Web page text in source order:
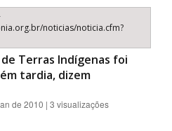
noticias/noticia.cfm?
Terras Indígenas foi
tardia, dizem
de 2010 | 3 visualizações